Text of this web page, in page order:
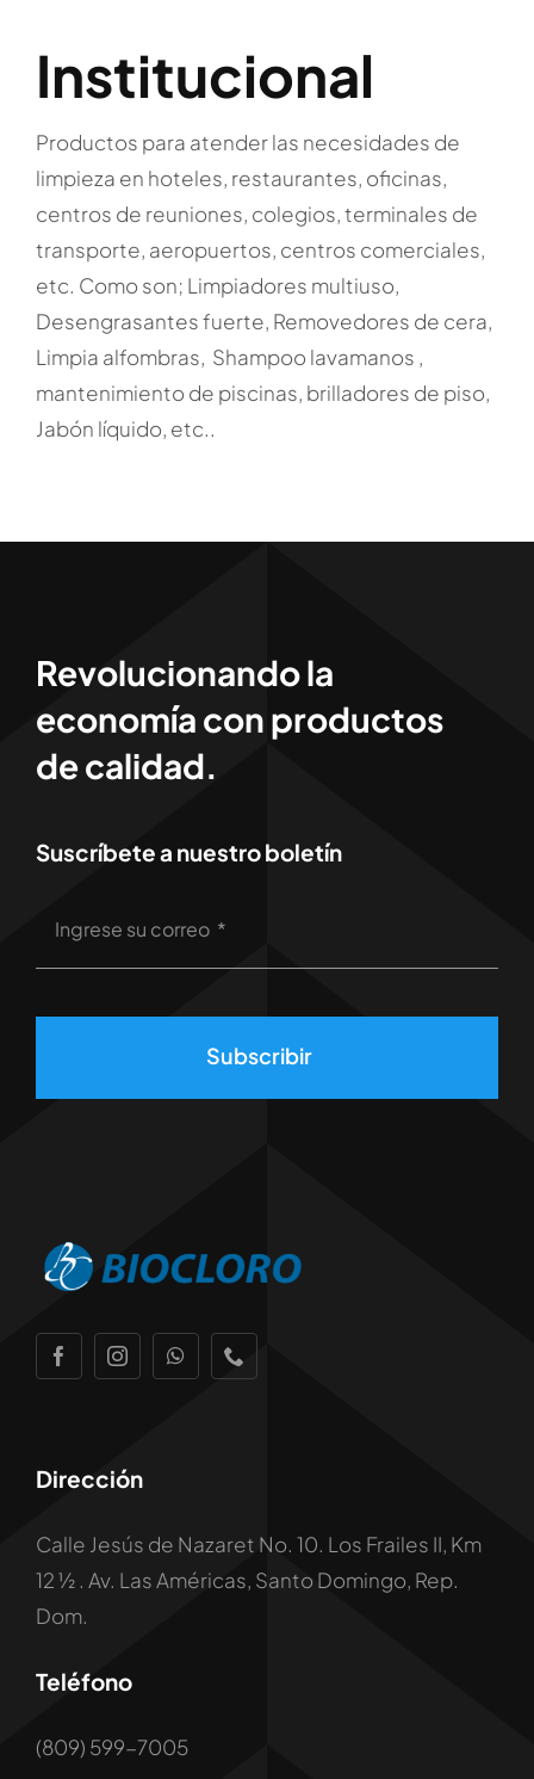
Institucional
Productos para atender las necesidades de
limpieza en hoteles, restaurantes, oficinas,
centros de reuniones, colegios, terminales de
transporte, aeropuertos, centros comerciales,
etc. Como son; Limpiadores multiuso,
Desengrasantes fuerte, Removedores de cera,
Limpia alfombras, Shampoo lavamanos ,
mantenimiento de piscinas, brilladores de piso,
Jabón líquido, etc..
Revolucionando la
economía con productos
de calidad.
Suscríbete a nuestro boletín
Subscribir
Dirección
Calle Jesús de Nazaret No. 10. Los Frailes II, Km
12 ½ . Av. Las Américas, Santo Domingo, Rep.
Dom.
Teléfono
(809) 599-7005